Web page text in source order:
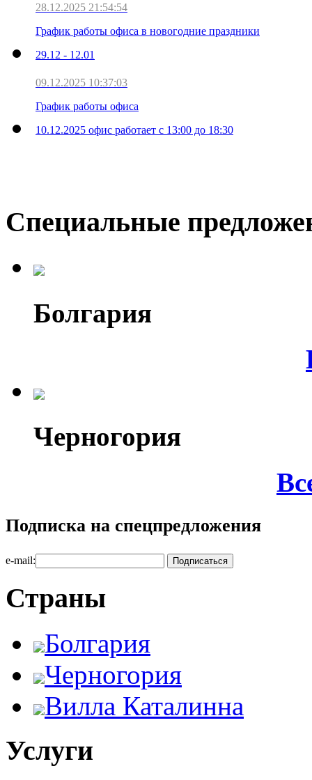
28.12.2025 21:54:54
График работы офиса в новогодние праздники
29.12 - 12.01
09.12.2025 10:37:03
График работы офиса
10.12.2025 офис работает с 13:00 до 18:30
Специальные
Болгария
Черногория
Подписка на спецпредложения
e-mail:
Страны
Болгария
Черногория
Вилла Каталинна
Услуги